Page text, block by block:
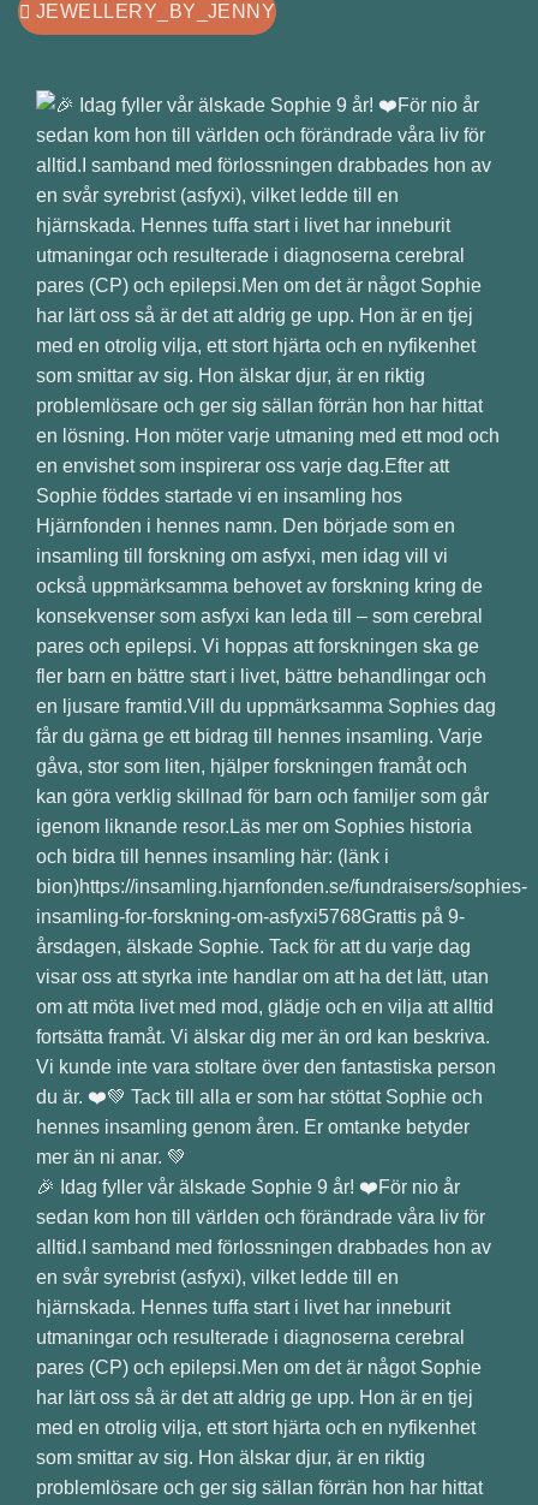
JEWELLERY_BY_JENNY
🎉 Idag fyller vår älskade Sophie 9 år! ❤️För nio år
sedan kom hon till världen och förändrade våra liv för
alltid.I samband med förlossningen drabbades hon av
en svår syrebrist (asfyxi), vilket ledde till en
hjärnskada. Hennes tuffa start i livet har inneburit
utmaningar och resulterade i diagnoserna cerebral
pares (CP) och epilepsi.Men om det är något Sophie
har lärt oss så är det att aldrig ge upp. Hon är en tjej
med en otrolig vilja, ett stort hjärta och en nyfikenhet
som smittar av sig. Hon älskar djur, är en riktig
problemlösare och ger sig sällan förrän hon har hittat